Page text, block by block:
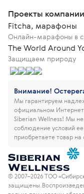
Проекты
Fitcha, марафоны
Онлайн-марафоны в
The World Around
Защищаем природу
Внимание!
Мы гарантируем
официальном
Siberian Wellness! Мы не
соблюдение условий
приобретаете товар на
© 2007–2026 ТОО
защищены.